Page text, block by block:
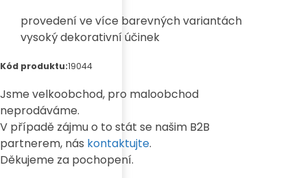
provedení ve více barevných variantách
vysoký dekorativní účinek
Kód produktu:19044
Jsme velkoobchod, pro maloobchod
neprodáváme.
V případě zájmu o to stát se našim B2B
partnerem, nás kontaktujte.
Děkujeme za pochopení.